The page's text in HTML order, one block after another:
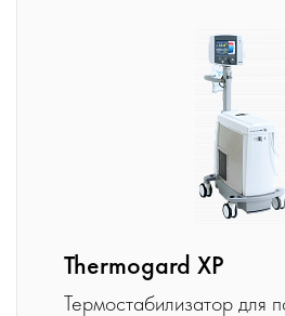
Thermogard XP
Термостабилизатор для